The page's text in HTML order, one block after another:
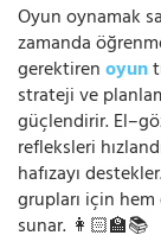
Oyun oynamak
zamanda
gerektirenoyun
strateji ve
güçlendirir.
refleksleri
hafızayı
grupları için
sunar. 👩🏻‍🏫📚